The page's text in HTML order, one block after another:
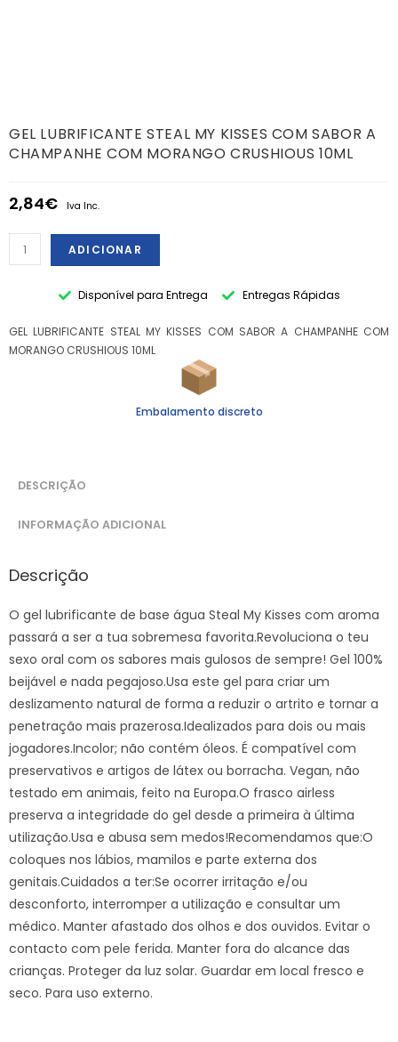
GEL LUBRIFICANTE STEAL MY KISSES COM SABOR A
CHAMPANHE COM MORANGO CRUSHIOUS 10ML
2,84€ Iva Inc.
ADICIONAR
Disponível para Entrega Entregas Rápidas
GEL LUBRIFICANTE STEAL MY KISSES COM SABOR A CHAMPANHE COM
MORANGO CRUSHIOUS 10ML
Embalamento discreto
DESCRIÇÃO
INFORMAÇÃO ADICIONAL
Descrição
O gel lubrificante de base água Steal My Kisses com aroma
passará a ser a tua sobremesa favorita.Revoluciona o teu
sexo oral com os sabores mais gulosos de sempre! Gel 100%
beijável e nada pegajoso.Usa este gel para criar um
deslizamento natural de forma a reduzir o artrito e tornar a
penetração mais prazerosa.Idealizados para dois ou mais
jogadores.Incolor; não contém óleos. É compatível com
preservativos e artigos de látex ou borracha. Vegan, não
testado em animais, feito na Europa.O frasco airless
preserva a integridade do gel desde a primeira à última
utilização.Usa e abusa sem medos!Recomendamos que:O
coloques nos lábios, mamilos e parte externa dos
genitais.Cuidados a ter:Se ocorrer irritação e/ou
desconforto, interromper a utilização e consultar um
médico. Manter afastado dos olhos e dos ouvidos. Evitar o
contacto com pele ferida. Manter fora do alcance das
crianças. Proteger da luz solar. Guardar em local fresco e
seco. Para uso externo.